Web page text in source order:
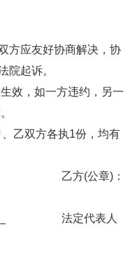
方应友好协商解决，协
院起诉。
效，如一方违约，另一
乙双方各执1份，均有
乙方(公章)：
法定代表人